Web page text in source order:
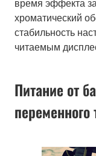
хроматический
стабильность
читаемым
Питание от
переменного